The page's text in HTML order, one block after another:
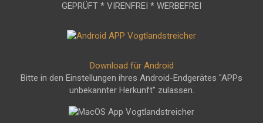
GEPRÜFT * VIRENFREI * WERBEFREI
Download für Android
Bitte in den Einstellungen ihres Android-Endgerätes "APPs
unbekannter Herkunft" zulassen.